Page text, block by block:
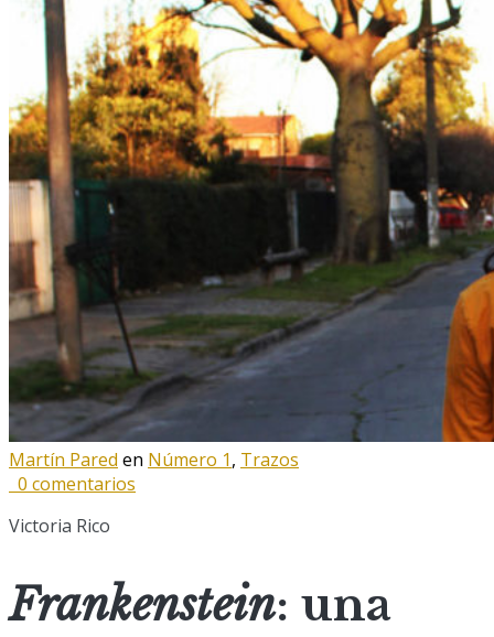
Martín Pared en Número 1, Trazos
0 comentarios
Victoria Rico
Frankenstein: una